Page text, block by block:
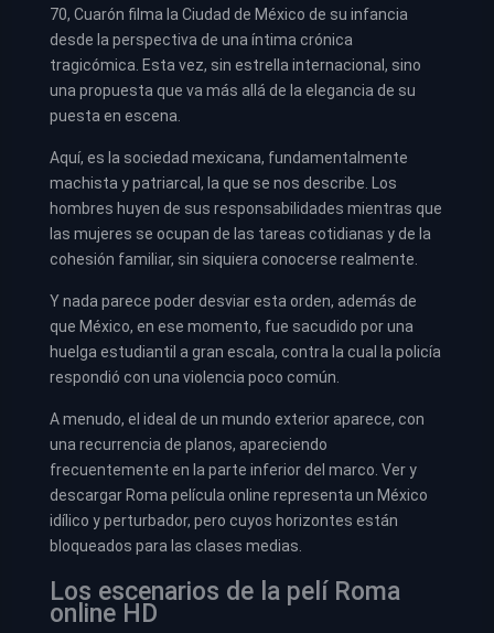
70, Cuarón filma la Ciudad de México de su infancia
desde la perspectiva de una íntima crónica
tragicómica. Esta vez, sin estrella internacional, sino
una propuesta que va más allá de la elegancia de su
puesta en escena.
Aquí, es la sociedad mexicana, fundamentalmente
machista y patriarcal, la que se nos describe. Los
hombres huyen de sus responsabilidades mientras que
las mujeres se ocupan de las tareas cotidianas y de la
cohesión familiar, sin siquiera conocerse realmente.
Y nada parece poder desviar esta orden, además de
que México, en ese momento, fue sacudido por una
huelga estudiantil a gran escala, contra la cual la policía
respondió con una violencia poco común.
A menudo, el ideal de un mundo exterior aparece, con
una recurrencia de planos, apareciendo
frecuentemente en la parte inferior del marco. Ver y
descargar Roma película online representa un México
idílico y perturbador, pero cuyos horizontes están
bloqueados para las clases medias.
Los escenarios de la pelí Roma
online HD